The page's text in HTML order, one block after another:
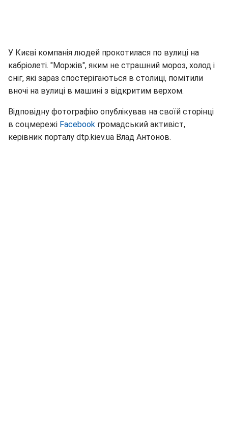
У Києві компанія людей прокотилася по вулиці на
кабріолеті. "Моржів", яким не страшний мороз, холод і
сніг, які зараз спостерігаються в столиці, помітили
вночі на вулиці в машині з відкритим верхом.
Відповідну фотографію опублікував на своїй сторінці
в соцмережі Facebook громадський активіст,
керівник порталу dtp.kiev.ua Влад Антонов.